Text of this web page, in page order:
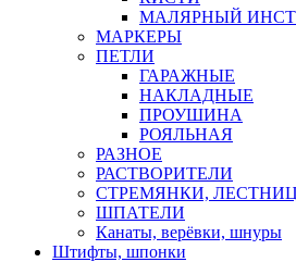
МАЛЯРНЫЙ
МАРКЕРЫ
ПЕТЛИ
ГАРАЖНЫЕ
НАКЛАДНЫЕ
ПРОУШИНА
РОЯЛЬНАЯ
РАЗНОЕ
РАСТВОРИТЕЛИ
СТРЕМЯНКИ,
ШПАТЕЛИ
Канаты, верёвки, шнуры
Штифты, шпонки